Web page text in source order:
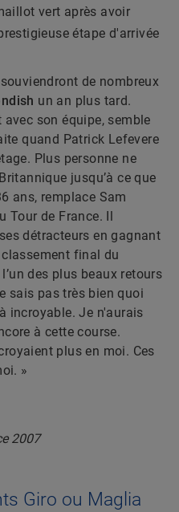
vert après avoir
étape d'arrivée
de nombreux
un an plus tard.
son équipe, semble
quand Patrick Lefevere
Plus personne ne
jusqu’à ce que
ans, remplace Sam
Tour de France. Il
détracteurs en gagnant
final du
des plus beaux retours
sais pas très bien quoi
incroyable. Je n'aurais
à cette course.
plus en moi. Ces
»
Giro ou Maglia